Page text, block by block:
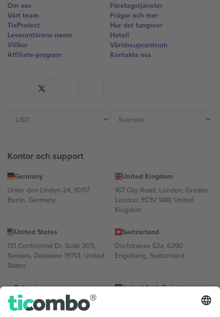
Om oss
Vårt team
TixProtect
Leverantörens namn
Villkor
Affiliate-program
Företagstjänster
Frågor och mer
Hur det fungerar
Hotell
Världscupcentrum
Kontakta oss
Kontor och support
Germany
Unter den Linden 24, 10117
Berlin, Germany
United Kingdom
167 City Road, London, Greater
London, EC1V 1AW, United
Kingdom
United States
131 Continental Dr, Suite 305,
Newark, Delaware 19713, United
States
Switzerland
Dorfstrasse 52a, 6390
Engelberg, Switzerland
Bulgaria
Regus Sofia City West, bul
Totleben 53-55, 1606 Sofia,
United Arab Emirates
UAE Dubai Silicon Oasis, DDP